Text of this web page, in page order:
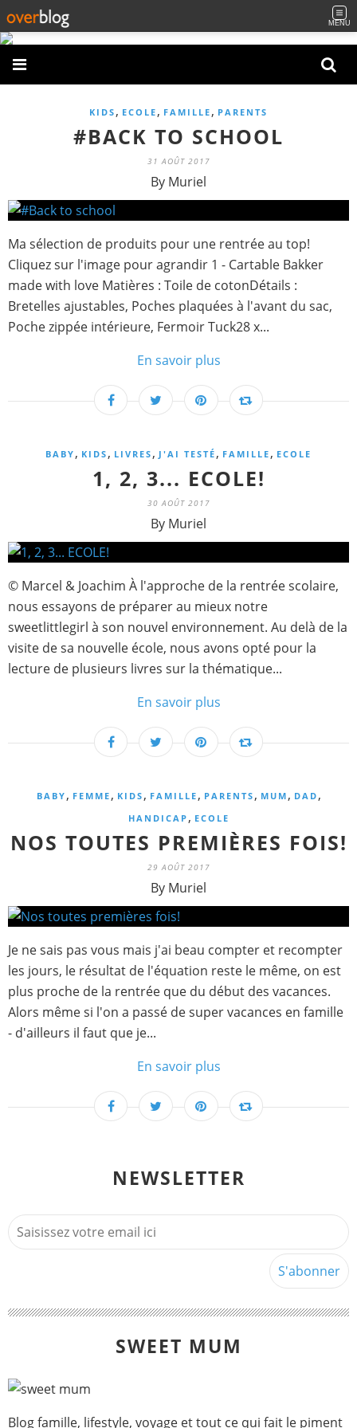
MENU
KIDS , ECOLE , FAMILLE , PARENTS
#BACK TO SCHOOL
31 AOÛT 2017
By Muriel
Ma sélection de produits pour une rentrée au top!
Cliquez sur l'image pour agrandir 1 - Cartable Bakker
made with love Matières : Toile de cotonDétails :
Bretelles ajustables, Poches plaquées à l'avant du sac,
Poche zippée intérieure, Fermoir Tuck28 x...
En savoir plus
BABY , KIDS , LIVRES , J'AI TESTÉ , FAMILLE , ECOLE
1, 2, 3... ECOLE!
30 AOÛT 2017
By Muriel
© Marcel & Joachim À l'approche de la rentrée scolaire,
nous essayons de préparer au mieux notre
sweetlittlegirl à son nouvel environnement. Au delà de la
visite de sa nouvelle école, nous avons opté pour la
lecture de plusieurs livres sur la thématique...
En savoir plus
BABY , FEMME , KIDS , FAMILLE , PARENTS , MUM , DAD ,
HANDICAP , ECOLE
NOS TOUTES PREMIÈRES FOIS!
29 AOÛT 2017
By Muriel
Je ne sais pas vous mais j'ai beau compter et recompter
les jours, le résultat de l'équation reste le même, on est
plus proche de la rentrée que du début des vacances.
Alors même si l'on a passé de super vacances en famille
- d'ailleurs il faut que je...
En savoir plus
NEWSLETTER
SWEET MUM
Blog famille, lifestyle, voyage et tout ce qui fait le piment